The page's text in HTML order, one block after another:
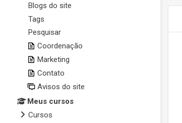
Blogs do site
Tags
Pesquisar
Coordenação
Marketing
Contato
Avisos do site
Meus cursos
Cursos